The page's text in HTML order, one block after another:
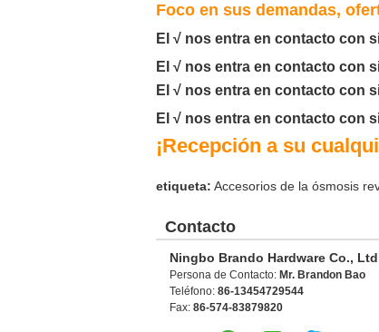
Foco en sus demandas,
El √ nos entra en contacto con
El √ nos entra en contacto con
El √ nos entra en contacto con
El √ nos entra en contacto con
¡Recepción a su
etiqueta: Accesorios de la ósmosis
Contacto
Ningbo Brando Hardware Co., Ltd
Persona de Contacto: Mr. Brandon Bao
Teléfono: 86-13454729544
Fax: 86-574-83879820